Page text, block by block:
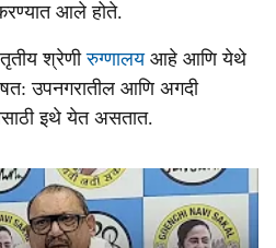
आले होते.
श्रेणीरुग्णालयआहे आणि येथे
उपनगरातील आणि अगदी
इथे येत असतात.